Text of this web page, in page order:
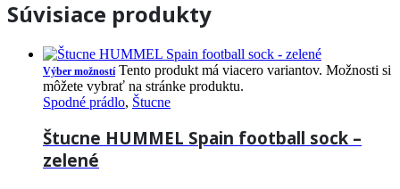
Súvisiace produkty
Výber možností Tento produkt má viacero variantov. Možnosti si
môžete vybrať na stránke produktu.
Spodné prádlo, Štucne
Štucne HUMMEL Spain football sock –
zelené